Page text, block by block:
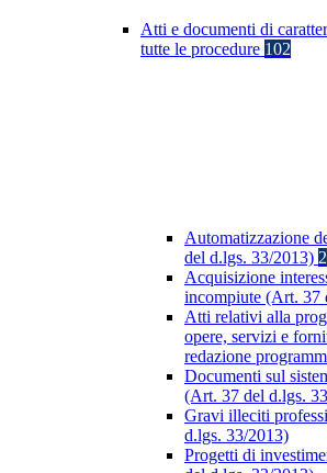
Atti e documenti di
tutte le procedure 102
Automatizzazione
del d.lgs. 33/2013) 2
Acquisizione
incompiute (Art. 37
Atti relativi alla
opere, servizi e
redazione
Documenti sul
(Art. 37 del d.lgs.
Gravi illeciti
d.lgs. 33/2013)
Progetti di